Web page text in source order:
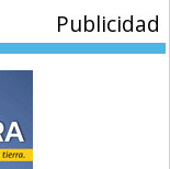
Publicidad